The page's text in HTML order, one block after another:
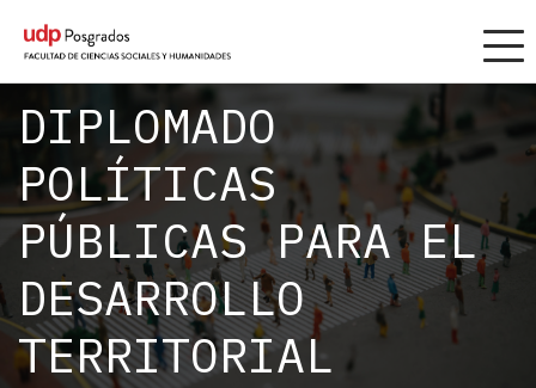
DIPLOMADOS
DIPLOMADO
POLÍTICAS
PÚBLICAS PARA EL
DESARROLLO
TERRITORIAL